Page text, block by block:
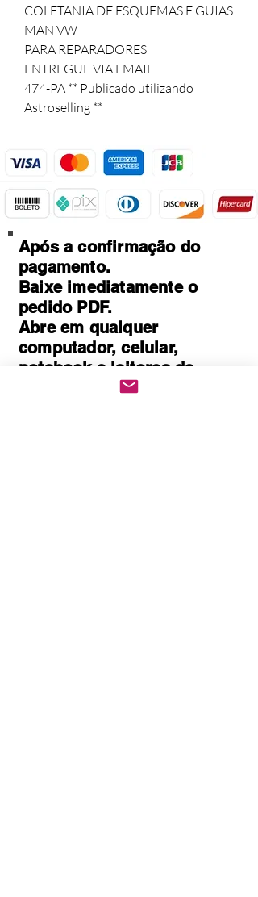
COLETANIA DE ESQUEMAS E GUIAS
MAN VW
PARA REPARADORES
ENTREGUE VIA EMAIL
474-PA ** Publicado utilizando
Astroselling **
Após a confirmação do
pagamento.
Baixe imediatamente o
pedido PDF.
Abre em qualquer
computador, celular,
notebook e leitores de